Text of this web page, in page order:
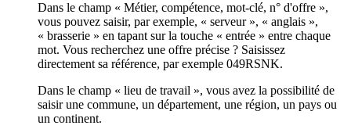
Dans le champ « Métier, compétence, mot-clé, n° d'offre »,
vous pouvez saisir, par exemple, « serveur », « anglais »,
« brasserie » en tapant sur la touche « entrée » entre chaque
mot. Vous recherchez une offre précise ? Saisissez
directement sa référence, par exemple 049RSNK.
Dans le champ « lieu de travail », vous avez la possibilité de
saisir une commune, un département, une région, un pays ou
un continent.